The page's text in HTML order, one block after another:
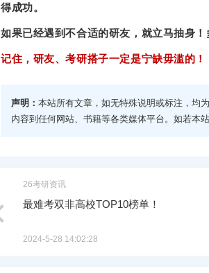
得成功。
如果已经遇到不合适的研友，就立马抽身
记住，研友、考研搭子一定是宁缺毋滥的！
声明： 本站所有文章，如无特殊说明或标注，均
内容到任何网站、书籍等各类媒体平台。如若本
26考研资讯
最难考双非高校TOP10榜单！
2024-5-28 14:02:28